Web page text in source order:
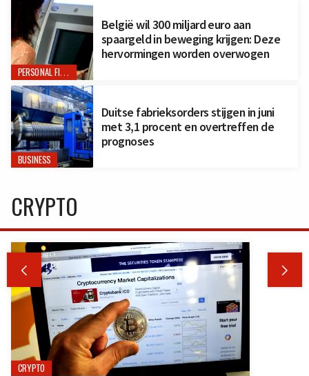
PERSONAL FINANCE
België wil 300 miljard euro aan
spaargeld in beweging krijgen: Deze
hervormingen worden overwogen
BUSINESS
Duitse fabrieksorders stijgen in juni
met 3,1 procent en overtreffen de
prognoses
CRYPTO
 
CRYPTO